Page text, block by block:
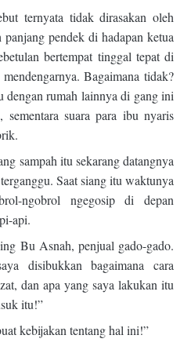
ternyata tidak dirasakan oleh
pendek di hadapan ketua
bertempat tinggal tepat di
Bagaimana tidak?
dengan rumah lainnya di gang ini
suara para ibu nyaris
sampah itu sekarang datangnya
Saat siang itu waktunya
ngobrol ngegosip di depan
api.
Bu Asnah, penjual gado-gado.
disibukkan bagaimana cara
dan apa yang saya lakukan itu
itu!”
kebijakan tentang hal ini!”